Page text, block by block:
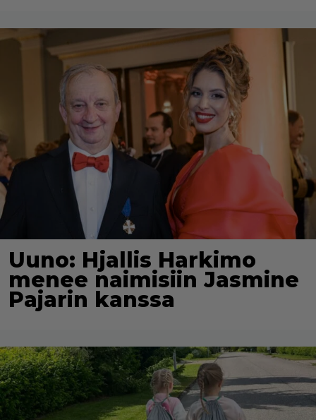
Uuno: Hjallis Harkimo
menee naimisiin Jasmine
Pajarin kanssa